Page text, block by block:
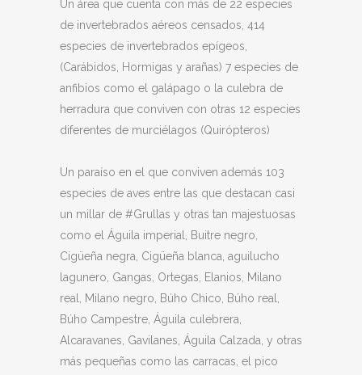
Un área que cuenta con más de 22 especies
de invertebrados aéreos censados, 414
especies de invertebrados epígeos,
(Carábidos, Hormigas y arañas) 7 especies de
anfibios como el galápago o la culebra de
herradura que conviven con otras 12 especies
diferentes de murciélagos (Quirópteros)
Un paraíso en el que conviven además 103
especies de aves entre las que destacan casi
un millar de #Grullas y otras tan majestuosas
como el Águila imperial, Buitre negro,
Cigüeña negra, Cigüeña blanca, aguilucho
lagunero, Gangas, Ortegas, Elanios, Milano
real, Milano negro, Búho Chico, Búho real,
Búho Campestre, Águila culebrera,
Alcaravanes, Gavilanes, Águila Calzada, y otras
más pequeñas como las carracas, el pico